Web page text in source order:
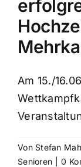
Am 15./
Von Stefan
Senioren
0